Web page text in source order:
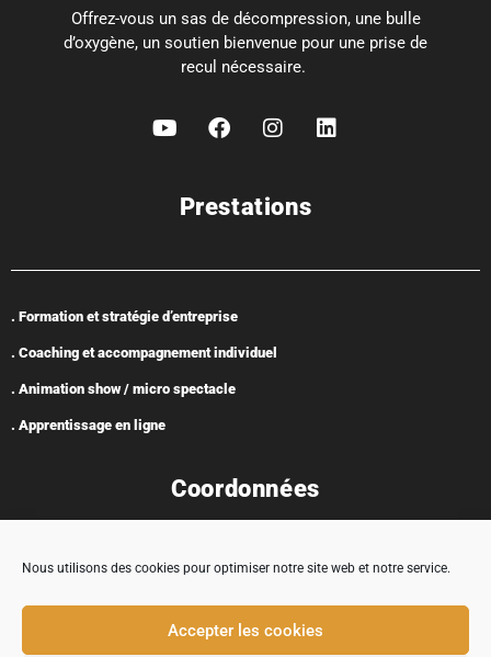
Nous utilisons des cookies pour optimiser notre site web et notre service.
Accepter les cookies
Offrez-vous un sas de décompression, une bulle
d’oxygène, un soutien bienvenue pour une prise de
recul nécessaire.
Prestations
. Formation et stratégie d’entreprise
. Coaching et accompagnement individuel
. Animation show / micro spectacle
. Apprentissage en ligne
Coordonnées
Adresse : 5 rue Encabane, 32430 Cologne
contact@tremplincarriere.com